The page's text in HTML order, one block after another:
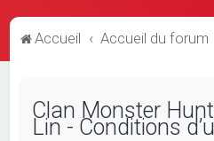
Accueil Accueil du forum
Clan Monster
Lin - Conditions